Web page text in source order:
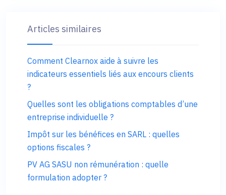
Articles similaires
Comment Clearnox aide à suivre les
indicateurs essentiels liés aux encours clients
?
Quelles sont les obligations comptables d’une
entreprise individuelle ?
Impôt sur les bénéfices en SARL : quelles
options fiscales ?
PV AG SASU non rémunération : quelle
formulation adopter ?